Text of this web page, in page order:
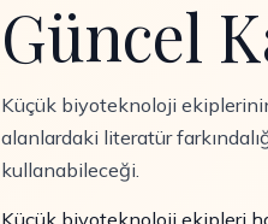
Güncel
Küçük biyoteknoloji
alanlardaki literatür
kullanabileceği.
Küçük biyoteknoloji ekipleri